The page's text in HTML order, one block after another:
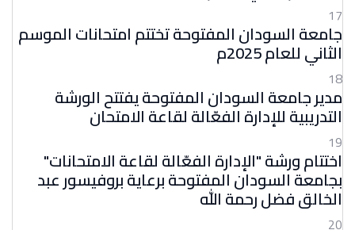
17
جامعة السودان المفتوحة تختتم امتحانات الموسم
الثاني للعام 2025م
18
مدير جامعة السودان المفتوحة يفتتح الورشة
التدريبية للإدارة الفعّالة لقاعة الامتحان
19
اختتام ورشة "الإدارة الفعّالة لقاعة الامتحانات"
بجامعة السودان المفتوحة برعاية بروفيسور عبد
الخالق فضل رحمة الله
20